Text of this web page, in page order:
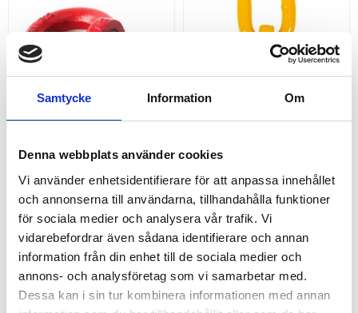
Samtycke Information Om
Denna webbplats använder cookies
Vi använder enhetsidentifierare för att anpassa innehållet
och annonserna till användarna, tillhandahålla funktioner
för sociala medier och analysera vår trafik. Vi
vidarebefordrar även sådana identifierare och annan
information från din enhet till de sociala medier och
annons- och analysföretag som vi samarbetar med.
Dessa kan i sin tur kombinera informationen med annan
SKRUV
skruv|Välj mellan storlekar M6-
M36
70,00
Lägg till i favoriter
INFO
Lyftögla bult med swivel för alla
240,00
INFO
RELATERADE PRODUKTER